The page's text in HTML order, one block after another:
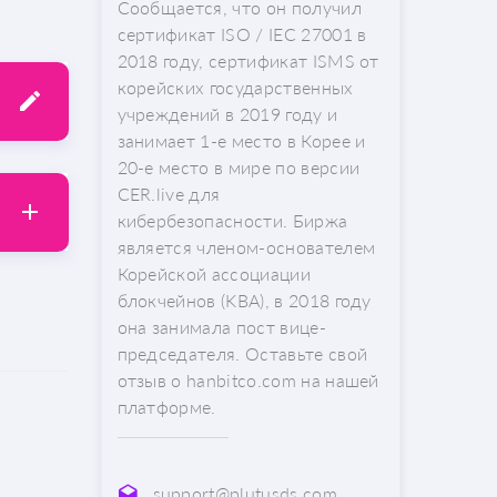
Сообщается, что он получил
сертификат ISO / IEC 27001 в
2018 году, сертификат ISMS от
корейских государственных
учреждений в 2019 году и
занимает 1-е место в Корее и
20-е место в мире по версии
CER.live для
кибербезопасности. Биржа
является членом-основателем
Корейской ассоциации
блокчейнов (KBA), в 2018 году
она занимала пост вице-
председателя. Оставьте свой
отзыв о hanbitco.com на нашей
платформе.
support@plutusds.com